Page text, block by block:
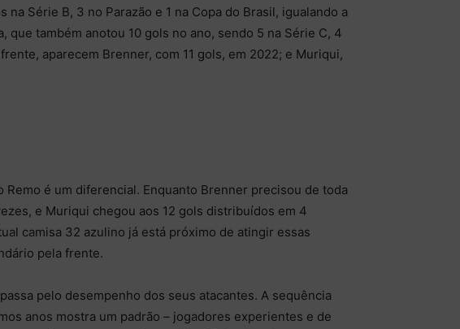
na Série B, 3 no Parazão e 1 na Copa do Brasil, igualando a
que também anotou 10 gols no ano, sendo 5 na Série C, 4
aparecem Brenner, com 11 gols, em 2022; e Muriqui,
Remo é um diferencial. Enquanto Brenner precisou de toda
e Muriqui chegou aos 12 gols distribuídos em 4
camisa 32 azulino já está próximo de atingir essas
pela frente.
pelo desempenho dos seus atacantes. A sequência
anos mostra um padrão – jogadores experientes e de